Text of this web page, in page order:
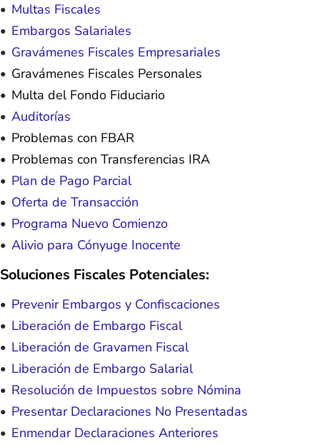
Multas Fiscales
Embargos Salariales
Gravámenes Fiscales Empresariales
Gravámenes Fiscales Personales
Multa del Fondo Fiduciario
Auditorías
Problemas con FBAR
Problemas con Transferencias IRA
Plan de Pago Parcial
Oferta de Transacción
Programa Nuevo Comienzo
Alivio para Cónyuge Inocente
Soluciones Fiscales Potenciales:
Prevenir Embargos y Confiscaciones
Liberación de Embargo Fiscal
Liberación de Gravamen Fiscal
Liberación de Embargo Salarial
Resolución de Impuestos sobre Nómina
Presentar Declaraciones No Presentadas
Enmendar Declaraciones Anteriores